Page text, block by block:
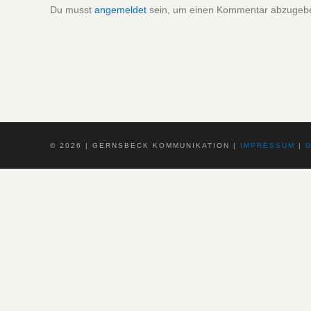
Du musst angemeldet sein, um einen Kommentar
© 2026 | GERNSBECK KOMMUNIKATION | IMPRESSUM |